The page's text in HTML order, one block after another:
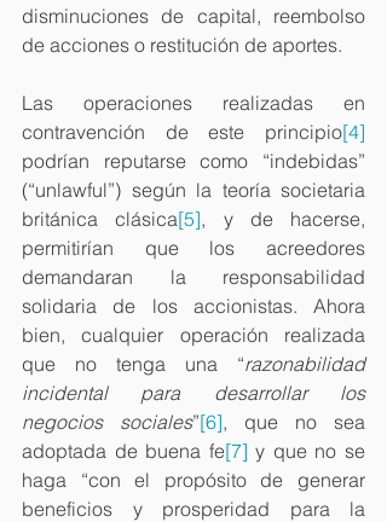
disminuciones de capital, reembolso
de acciones o restitución de aportes.
Las operaciones realizadas en
contravención de este principio[4]
podrían reputarse como “indebidas”
(“unlawful”) según la teoría societaria
británica clásica[5], y de hacerse,
permitirían que los acreedores
demandaran la responsabilidad
solidaria de los accionistas. Ahora
bien, cualquier operación realizada
que no tenga una “razonabilidad
incidental para desarrollar los
negocios sociales”[6], que no sea
adoptada de buena fe[7] y que no se
haga “con el propósito de generar
beneficios y prosperidad para la